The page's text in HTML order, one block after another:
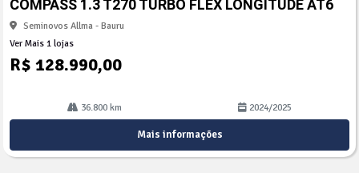
lhe
COMPASS 1.3 T270 TURBO FLEX LONGITUDE AT6
Seminovos Allma - Bauru
Ver Mais 1 lojas
R$ 128.990,00
36.800 km 2024/2025
Mais informações